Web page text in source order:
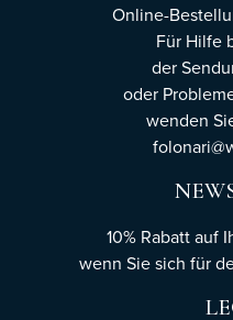
Online-
Für Hilfe
der
oder
wenden
10% Rabatt auf
wenn Sie sich für